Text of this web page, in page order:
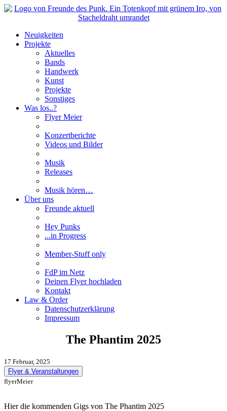
Neuigkeiten
Projekte
Aktuelles
Bands
Handwerk
Kunst
Projekte
Sonstiges
Was los..?
Flyer Meier
Konzertberichte
Videos und Bilder
Musik
Releases
Musik hören…
Über uns
Freunde aktuell
Hey Punks
...in Progress
Member-Stuff only
FdP im Netz
Deinen Flyer hochladen
Kontakt
Law & Order
Datenschutzerklärung
Impressum
The Phantim 2025
17 Februar, 2025
Flyer & Veranstaltungen
flyerMeier
Hier die kommenden Gigs von The Phantim 2025